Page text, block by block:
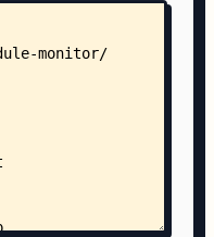
monitor/